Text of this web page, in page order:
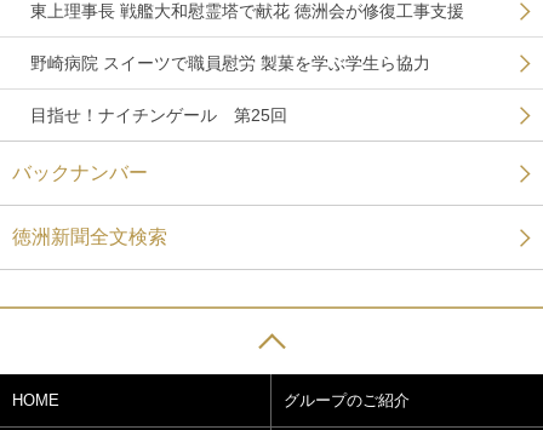
東上理事長 戦艦大和慰霊塔で献花 徳洲会が修復工事支援
野崎病院 スイーツで職員慰労 製菓を学ぶ学生ら協力
目指せ！ナイチンゲール 第25回
バックナンバー
徳洲新聞全文検索
HOME グループのご紹介